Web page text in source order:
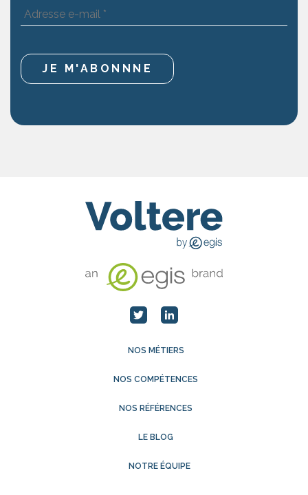
Adresse
e-
*
NOS MÉTIERS
NOS COMPÉTENCES
NOS RÉFÉRENCES
LE BLOG
NOTRE ÉQUIPE